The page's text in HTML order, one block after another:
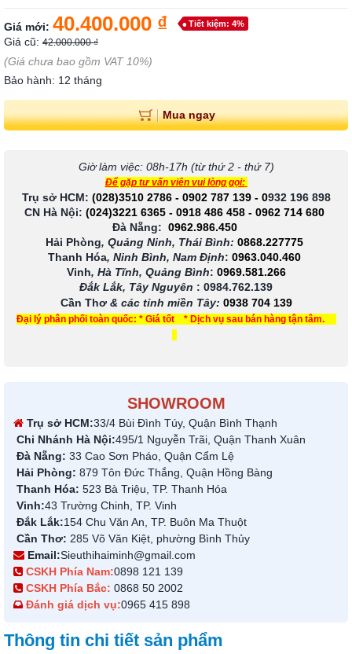
Giá mới: 40.400.000 ₫ Tiết kiệm: 4%
Giá cũ: 42.000.000 ₫
(Giá chưa bao gồm VAT 10%)
Bảo hành: 12 tháng
Mua ngay
Giờ làm việc: 08h-17h (từ thứ 2 - thứ 7)
Để gặp tư vấn viên vui lòng gọi:
Trụ sở HCM: (028)3510 2786 - 0902 787 139- 0932 196 898
CN Hà Nội: (024)3221 6365 - 0918 486 458 - 0962 714 680
Đà Nẵng: 0962.986.450
Hải Phòng, Quảng Ninh, Thái Bình: 0868.227775
Thanh Hóa, Ninh Bình, Nam Định: 0963.040.460
Vinh, Hà Tĩnh, Quảng Bình: 0969.581.266
Đắk Lắk, Tây Nguyên : 0984.762.139
Cần Thơ & các tỉnh miền Tây: 0938 704 139
Đại lý phân phối toàn quốc: * Giá tốt * Dịch vụ sau bán hàng tận tâm.
SHOWROOM
Trụ sở HCM:33/4 Bùi Đình Túy, Quận Bình Thạnh
Chi Nhánh Hà Nội:495/1 Nguyễn Trãi, Quận Thanh Xuân
Đà Nẵng: 33 Cao Sơn Pháo, Quận Cẩm Lệ
Hải Phòng: 879 Tôn Đức Thắng, Quận Hồng Bàng
Thanh Hóa: 523 Bà Triệu, TP. Thanh Hóa
Vinh:43 Trường Chinh, TP. Vinh
Đắk Lắk:154 Chu Văn An, TP. Buôn Ma Thuột
Cần Thơ: 285 Võ Văn Kiệt, phường Bình Thủy
Email:Sieuthihaiminh@gmail.com
CSKH Phía Nam:0898 121 139
CSKH Phía Bắc: 0868 50 2002
Đánh giá dịch vụ:0965 415 898
Thông tin chi tiết sản phẩm